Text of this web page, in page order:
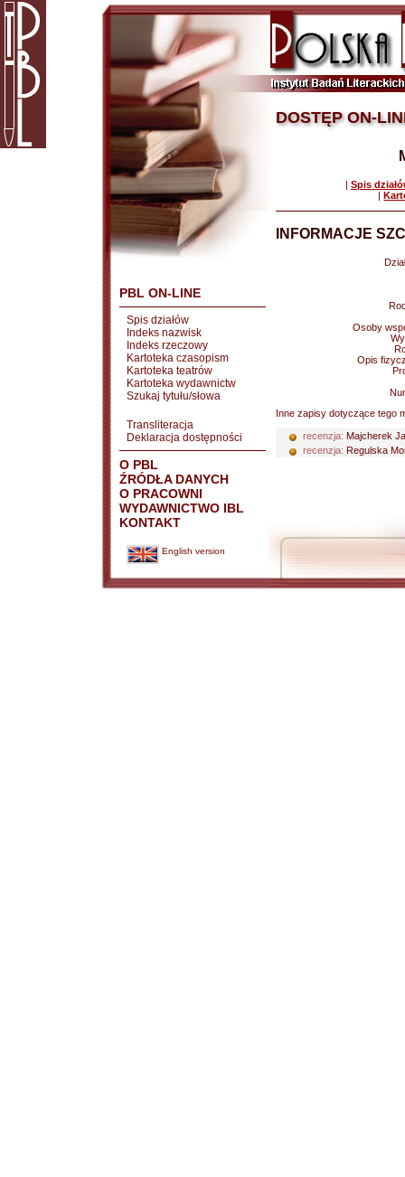
PBL ON-LINE
Spis działów
Indeks nazwisk
Indeks rzeczowy
Kartoteka czasopism
Kartoteka teatrów
Kartoteka wydawnictw
Szukaj tytułu/słowa
Transliteracja
Deklaracja dostępności
O PBL
ŹRÓDŁA DANYCH
O PRACOWNI
WYDAWNICTWO IBL
KONTAKT
English version
DOSTĘP ON-
| Spis
|
INFORMACJE
Osoby
Opis
Inne zapisy dotyczące tego
recenzja: Majcherek
recenzja: Regulska